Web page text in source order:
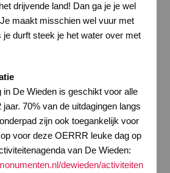
drijvende land! Dan ga je je wel
maakt misschien wel vuur met
durft steek je het water over met
in De Wieden is geschikt voor alle
70% van de uitdagingen langs
zijn ook toegankelijk voor
voor deze OERRR leuke dag op
van De Wieden:
dewieden/activiteiten